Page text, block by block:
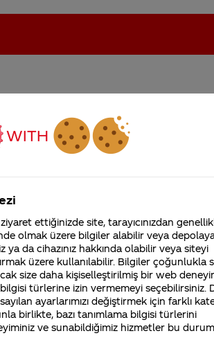
Coca-Cola’yı kim buldu?
ile ilgili soruları olan
ziyaret ettiğiniz için teşekkür
Coca-Cola Şirketi
merak ettikleriniz.
Fabrikalarımız,
sertifikalarımız, faaliyet
gösterdiğimiz ülkeler,
tarihçemiz ve daha
ettiğinizde site, tarayıcınızdan
olmak üzere bilgiler alabilir veya
ya da cihazınız hakkında olabilir veya siteyi
üzere kullanılabilir. Bilgiler çoğunlukla
size daha kişiselleştirilmiş bir web
bilgisi türlerine izin vermemeyi seçebilirsiniz.
ayarlarımızı değiştirmek için farklı
birlikte, bazı tanımlama bilgisi türlerini
ve sunabildiğimiz hizmetler bu